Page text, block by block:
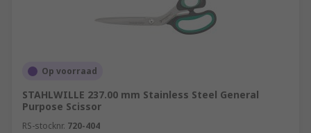
Op voorraad
STAHLWILLE 237.00 mm Stainless Steel General
Purpose Scissor
RS-stocknr. 720-404